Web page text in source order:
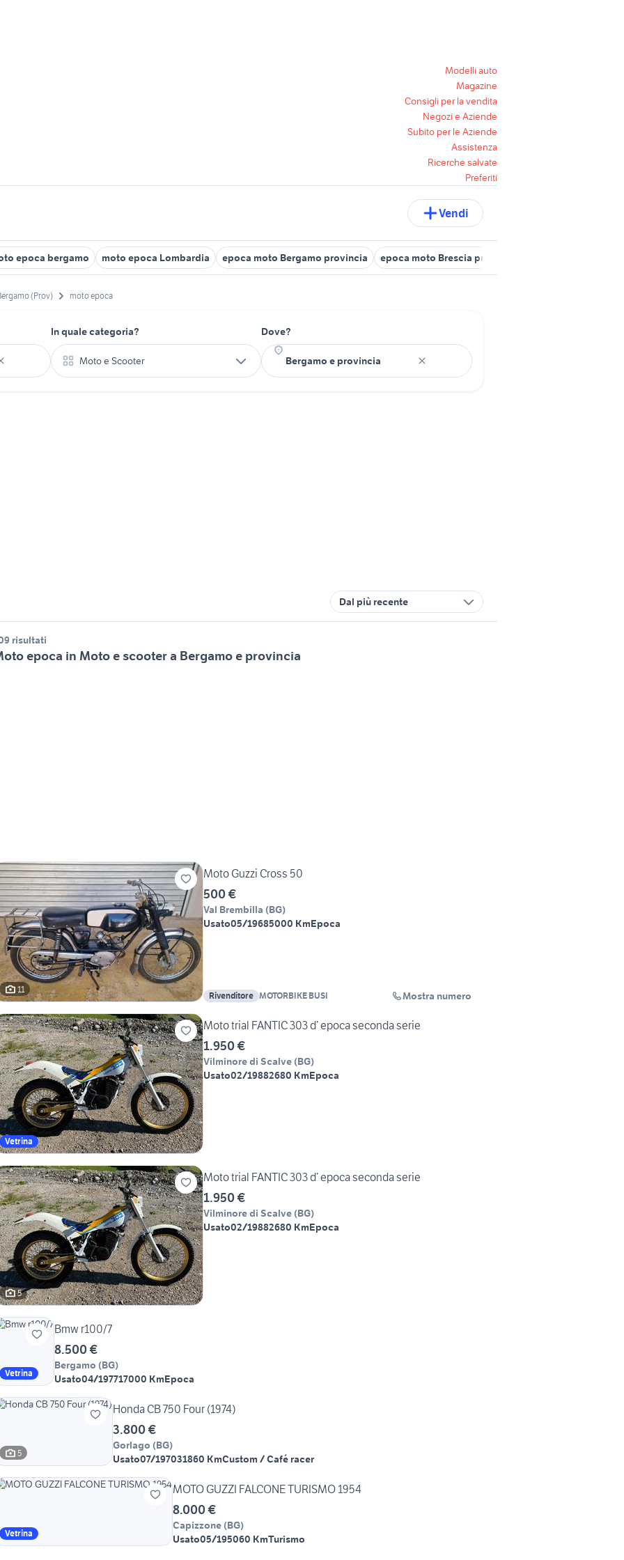
Modelli auto
Magazine
Consigli per la vendita
Negozi e Aziende
Subito per le Aziende
Assistenza
Ricerche salvate
Preferiti
Vendi
epoca bergamo moto epoca Lombardia epoca moto Bergamo provincia epoca moto Brescia provincia
(Prov) moto epoca
In quale categoria?
Moto e Scooter
Dove?
Dal più recente
risultati
epoca in Moto e scooter a Bergamo e provincia
11
Moto Guzzi Cross 50
500 €
Val Brembilla (BG)
Usato05/19685000 KmEpoca
Rivenditore MOTORBIKE BUSI Mostra numero
Vetrina
Moto trial FANTIC 303 d’ epoca seconda serie
1.950 €
Vilminore di Scalve (BG)
Usato02/19882680 KmEpoca
5
Moto trial FANTIC 303 d’ epoca seconda serie
1.950 €
Vilminore di Scalve (BG)
Usato02/19882680 KmEpoca
Vetrina
Bmw r100/7
8.500 €
Bergamo (BG)
Usato04/197717000 KmEpoca
5
Honda CB 750 Four (1974)
3.800 €
Gorlago (BG)
Usato07/197031860 KmCustom / Café racer
Vetrina
MOTO GUZZI FALCONE TURISMO 1954
8.000 €
Capizzone (BG)
Usato05/195060 KmTurismo